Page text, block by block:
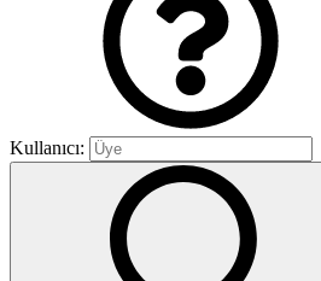
Kullanıcı: